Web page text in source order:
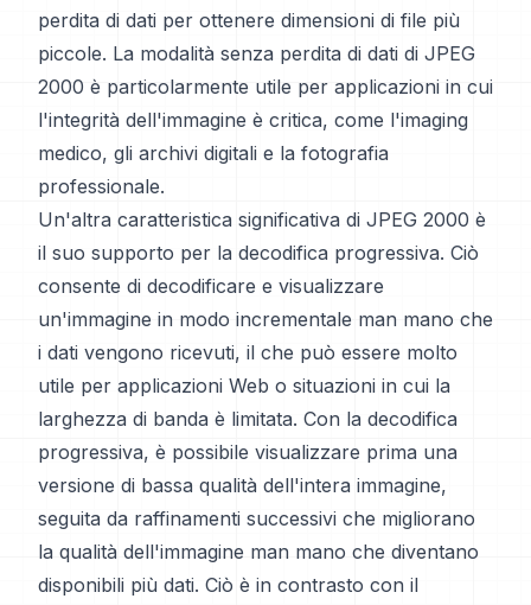
perdita di dati per ottenere dimensioni di file più
piccole. La modalità senza perdita di dati di JPEG
2000 è particolarmente utile per applicazioni in cui
l'integrità dell'immagine è critica, come l'imaging
medico, gli archivi digitali e la fotografia
professionale.
Un'altra caratteristica significativa di JPEG 2000 è
il suo supporto per la decodifica progressiva. Ciò
consente di decodificare e visualizzare
un'immagine in modo incrementale man mano che
i dati vengono ricevuti, il che può essere molto
utile per applicazioni Web o situazioni in cui la
larghezza di banda è limitata. Con la decodifica
progressiva, è possibile visualizzare prima una
versione di bassa qualità dell'intera immagine,
seguita da raffinamenti successivi che migliorano
la qualità dell'immagine man mano che diventano
disponibili più dati. Ciò è in contrasto con il